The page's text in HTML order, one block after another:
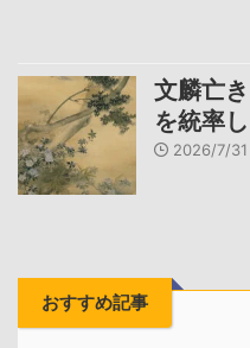
文麟亡
を統率
2026/7/31
おすすめ記事